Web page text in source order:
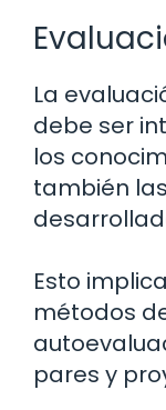
La
debe ser
los
también
Esto
métodos
pares y